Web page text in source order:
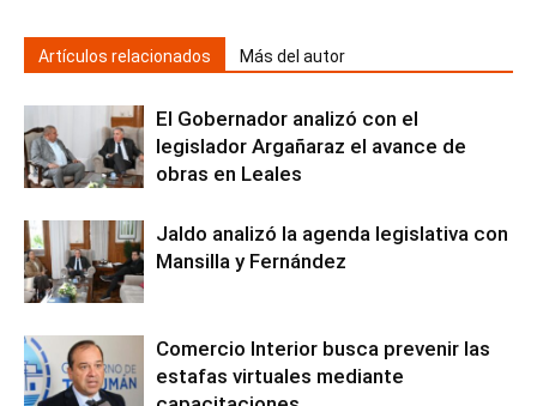
Artículos relacionados Más del autor
El Gobernador analizó con el
legislador Argañaraz el avance de
obras en Leales
Jaldo analizó la agenda legislativa con
Mansilla y Fernández
Comercio Interior busca prevenir las
estafas virtuales mediante